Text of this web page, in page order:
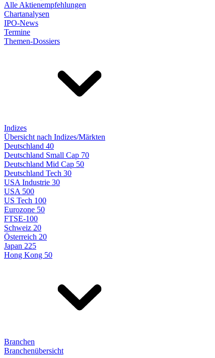
Alle Aktienempfehlungen
Chartanalysen
IPO-News
Termine
Themen-Dossiers
Indizes
Übersicht nach Indizes/Märkten
Deutschland 40
Deutschland Small Cap 70
Deutschland Mid Cap 50
Deutschland Tech 30
USA Industrie 30
USA 500
US Tech 100
Eurozone 50
FTSE-100
Schweiz 20
Österreich 20
Japan 225
Hong Kong 50
Branchen
Branchenübersicht